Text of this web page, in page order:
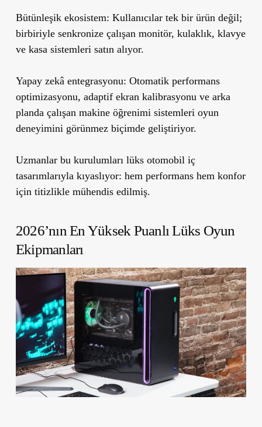
Bütünleşik ekosistem: Kullanıcılar tek bir ürün değil;
birbiriyle senkronize çalışan monitör, kulaklık, klavye
ve kasa sistemleri satın alıyor.
Yapay zekâ entegrasyonu: Otomatik performans
optimizasyonu, adaptif ekran kalibrasyonu ve arka
planda çalışan makine öğrenimi sistemleri oyun
deneyimini görünmez biçimde geliştiriyor.
Uzmanlar bu kurulumları lüks otomobil iç
tasarımlarıyla kıyaslıyor: hem performans hem konfor
için titizlikle mühendis edilmiş.
2026’nın En Yüksek Puanlı Lüks Oyun
Ekipmanları